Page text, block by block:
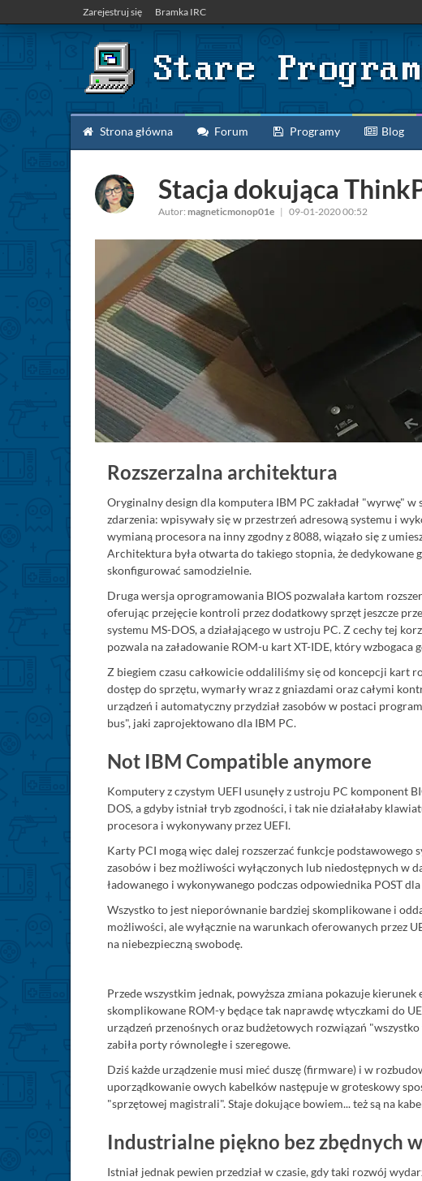
Zarejestruj się Bramka IRC
Strona główna Forum Programy Blog
Stacja dokująca
Autor: magneticmonop01e | 09-01-2020 00:52
Rozszerzalna architektura
Oryginalny design dla komputera IBM PC zakładał "wyrwę"
zdarzenia: wpisywały się w przestrzeń adresową systemu i
wymianą procesora na inny zgodny z 8088, wiązało się z
Architektura była otwarta do takiego stopnia, że dedykowane
skonfigurować samodzielnie.
Druga wersja oprogramowania BIOS pozwalała kartom
oferując przejęcie kontroli przez dodatkowy sprzęt jeszcze
systemu MS-DOS, a działającego w ustroju PC. Z cechy tej
pozwala na załadowanie ROM-u kart XT-IDE, który wzbogaca
Z biegiem czasu całkowicie oddaliliśmy się od koncepcji kart
dostęp do sprzętu, wymarły wraz z gniazdami oraz całymi
urządzeń i automatyczny przydział zasobów w postaci
bus", jaki zaprojektowano dla IBM PC.
Not IBM Compatible anymore
Komputery z czystym UEFI usunęły z ustroju PC komponent
DOS, a gdyby istniał tryb zgodności, i tak nie działałaby
procesora i wykonywany przez UEFI.
Karty PCI mogą więc dalej rozszerzać funkcje podstawowego
zasobów i bez możliwości wyłączonych lub niedostępnych w
ładowanego i wykonywanego podczas odpowiednika POST
Wszystko to jest nieporównanie bardziej skomplikowane i
możliwości, ale wyłącznie na warunkach oferowanych przez
na niebezpieczną swobodę.
Przede wszystkim jednak, powyższa zmiana pokazuje
skomplikowane ROM-y będące tak naprawdę wtyczkami do
urządzeń przenośnych oraz budżetowych rozwiązań
zabiła porty równoległe i szeregowe.
Dziś każde urządzenie musi mieć duszę (firmware) i w
uporządkowanie owych kabelków następuje w groteskowy
"sprzętowej magistrali". Staje dokujące bowiem... też są na
Industrialne piękno bez zbędnych
Istniał jednak pewien przedział w czasie, gdy taki rozwój